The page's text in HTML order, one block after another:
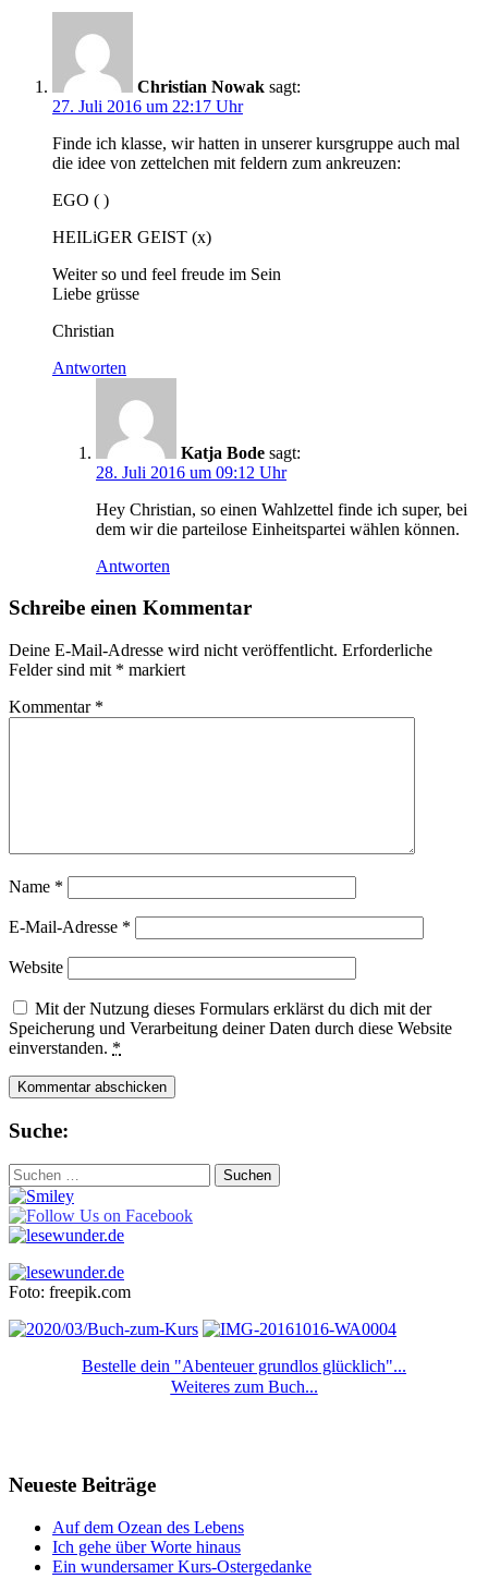
Christian Nowak sagt:
27. Juli 2016 um 22:17 Uhr
Finde ich klasse, wir hatten in unserer kursgruppe auch mal
die idee von zettelchen mit feldern zum ankreuzen:
EGO ( )
HEILiGER GEIST (x)
Weiter so und feel freude im Sein
Liebe grüsse
Christian
Antworten
Katja Bode sagt:
28. Juli 2016 um 09:12 Uhr
Hey Christian, so einen Wahlzettel finde ich super, bei
dem wir die parteilose Einheitspartei wählen können.
Antworten
Schreibe einen Kommentar
Deine E-Mail-Adresse wird nicht veröffentlicht. Erforderliche
Felder sind mit * markiert
Kommentar *
Name *
E-Mail-Adresse *
Website
Mit der Nutzung dieses Formulars erklärst du dich mit der
Speicherung und Verarbeitung deiner Daten durch diese Website
einverstanden. *
Suche:
Suchen
nach:
Foto: freepik.com
Bestelle dein "Abenteuer grundlos glücklich"...
Weiteres zum Buch...
Neueste Beiträge
Auf dem Ozean des Lebens
Ich gehe über Worte hinaus
Ein wundersamer Kurs-Ostergedanke